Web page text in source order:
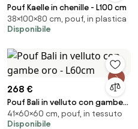
Pouf Kaelle in chenille - L100 cm
38×100×80 cm, pouf, in plastica
Disponibile
268 €
Pouf Bali in velluto con gambe
oro - L60cm
41×60×60 cm, pouf, in tessuto
Disponibile